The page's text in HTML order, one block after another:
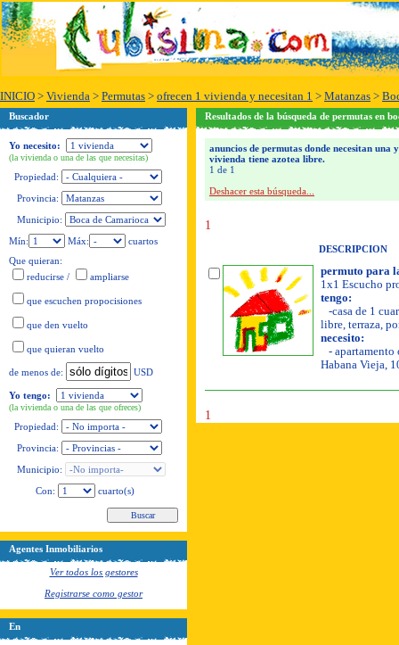
INICIO > Vivienda > Permutas > ofrecen 1 vivienda y necesitan 1 > Matanzas >
Buscador
Yo necesito:
(la vivienda o una de las que necesitas)
Propiedad:
Provincia:
Municipio:
Mín:
Máx:
cuartos
Que quieran:
reducirse / ampliarse
que escuchen propocisiones
que den vuelto
que quieran vuelto
de menos de: USD
Yo tengo:
(la vivienda o una de las que ofreces)
Propiedad:
Provincia:
Municipio:
Con:
cuarto(s)
Agentes Inmobiliarios
Ver todos los gestores
Registrarse como gestor
En
Resultados de la búsqueda de permutas en
anuncios de permutas donde necesitan una
vivienda tiene azotea libre.
1 de 1
Deshacer esta búsqueda...
1
DESCRIPCION
permuto para
1x1 Escucho
tengo:
-casa de 1
libre, terraza,
necesito:
- apartamento
Habana Vieja,
1